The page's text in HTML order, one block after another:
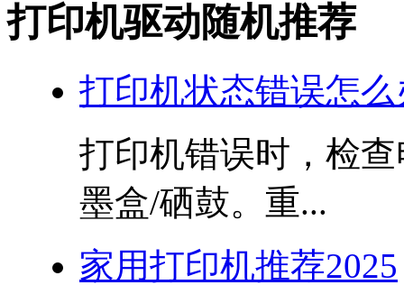
打印机驱动随机推荐
打印机状态错误怎么
打印机错误时，检
墨盒/硒鼓。重...
家用打印机推荐2025